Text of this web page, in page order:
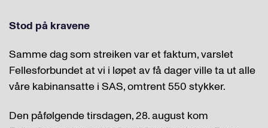
Stod på kravene
Samme dag som streiken var et faktum, varslet
Fellesforbundet at vi i løpet av få dager ville ta ut alle
våre kabinansatte i SAS, omtrent 550 stykker.
Den påfølgende tirsdagen, 28. august kom